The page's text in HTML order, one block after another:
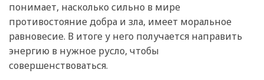
понимает, насколько сильно в мире
противостояние добра и зла, имеет моральное
равновесие. В итоге у него получается направить
энергию в нужное русло, чтобы
совершенствоваться.